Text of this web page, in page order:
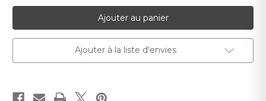
pour
Lamelle
Mural
Stretto
Chêne
Classique
L0106
270cm
pour
Lamelle
Mural
Stretto
Chêne
Classique
L0106
270cm
Ajouter à la liste d'envies